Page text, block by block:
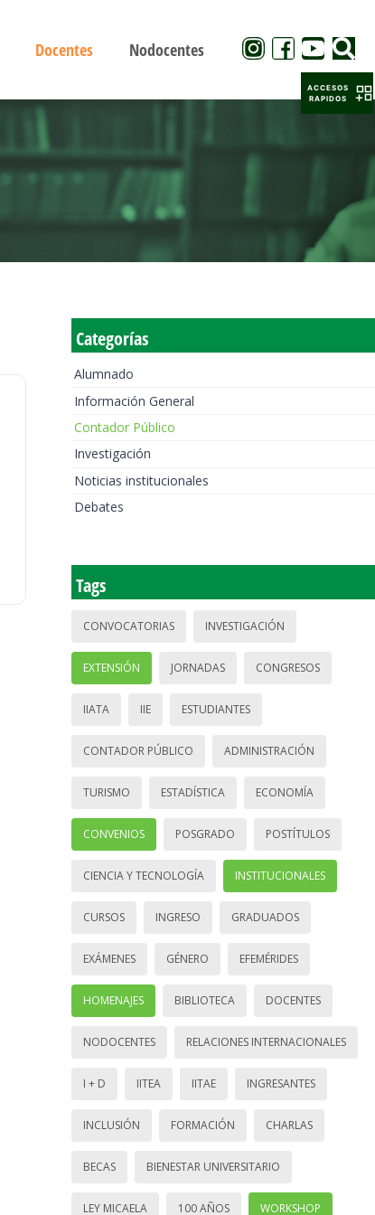
Docentes Nodocentes
Categorías
Alumnado
Información General
Contador Público
Investigación
Noticias institucionales
Debates
Tags
CONVOCATORIAS INVESTIGACIÓN
EXTENSIÓN JORNADAS CONGRESOS
IIATA IIE ESTUDIANTES
CONTADOR PÚBLICO ADMINISTRACIÓN
TURISMO ESTADÍSTICA ECONOMÍA
CONVENIOS POSGRADO POSTÍTULOS
CIENCIA Y TECNOLOGÍA INSTITUCIONALES
CURSOS INGRESO GRADUADOS
EXÁMENES GÉNERO EFEMÉRIDES
HOMENAJES BIBLIOTECA DOCENTES
NODOCENTES RELACIONES INTERNACIONALES
I + D IITEA IITAE INGRESANTES
INCLUSIÓN FORMACIÓN CHARLAS
BECAS BIENESTAR UNIVERSITARIO
LEY MICAELA 100 AÑOS WORKSHOP
ACCESOS
RAPIDOS